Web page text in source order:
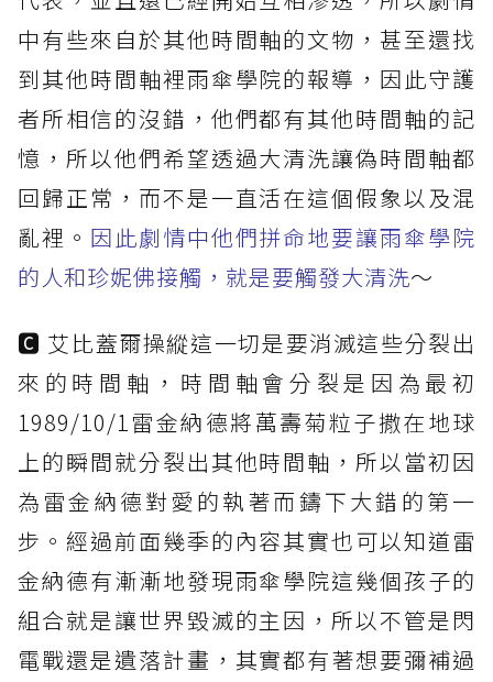
中有些來自於其他時間軸的文物，甚至還找
到其他時間軸裡雨傘學院的報導，因此守護
者所相信的沒錯，他們都有其他時間軸的記
憶，所以他們希望透過大清洗讓偽時間軸都
回歸正常，而不是一直活在這個假象以及混
亂裡。 因此劇情中他們拼命地要讓雨傘學院
的人和珍妮佛接觸，就是要觸發大清洗～
🅲 艾比蓋爾操縱這一切是要消滅這些分裂出
來的時間軸，時間軸會分裂是因為最初
1989/10/1雷金納德將萬壽菊粒子撒在地球
上的瞬間就分裂出其他時間軸，所以當初因
為雷金納德對愛的執著而鑄下大錯的第一
步。經過前面幾季的內容其實也可以知道雷
金納德有漸漸地發現雨傘學院這幾個孩子的
組合就是讓世界毀滅的主因，所以不管是閃
電戰還是遺落計畫，其實都有著想要彌補過